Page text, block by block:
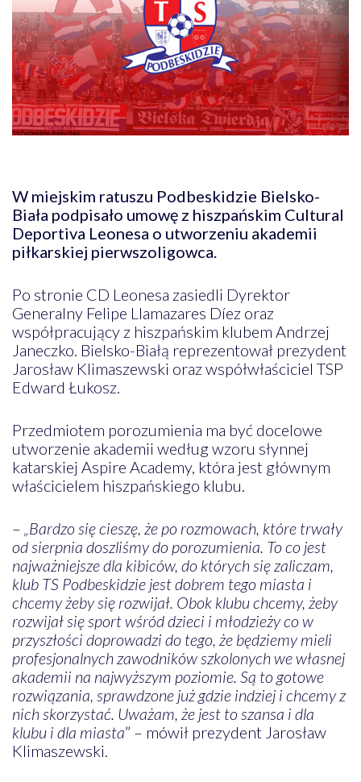
W miejskim ratuszu Podbeskidzie Bielsko-
Biała podpisało umowę z hiszpańskim Cultural
Deportiva Leonesa o utworzeniu akademii
piłkarskiej pierwszoligowca.
Po stronie CD Leonesa zasiedli Dyrektor
Generalny Felipe Llamazares Díez oraz
współpracujący z hiszpańskim klubem Andrzej
Janeczko. Bielsko-Białą reprezentował prezydent
Jarosław Klimaszewski oraz współwłaściciel TSP
Edward Łukosz.
Przedmiotem porozumienia ma być docelowe
utworzenie akademii według wzoru słynnej
katarskiej Aspire Academy, która jest głównym
właścicielem hiszpańskiego klubu.
– „Bardzo się cieszę, że po rozmowach, które trwały
od sierpnia doszliśmy do porozumienia. To co jest
najważniejsze dla kibiców, do których się zaliczam,
klub TS Podbeskidzie jest dobrem tego miasta i
chcemy żeby się rozwijał. Obok klubu chcemy, żeby
rozwijał się sport wśród dzieci i młodzieży co w
przyszłości doprowadzi do tego, że będziemy mieli
profesjonalnych zawodników szkolonych we własnej
akademii na najwyższym poziomie. Są to gotowe
rozwiązania, sprawdzone już gdzie indziej i chcemy z
nich skorzystać. Uważam, że jest to szansa i dla
klubu i dla miasta” – mówił prezydent Jarosław
Klimaszewski.